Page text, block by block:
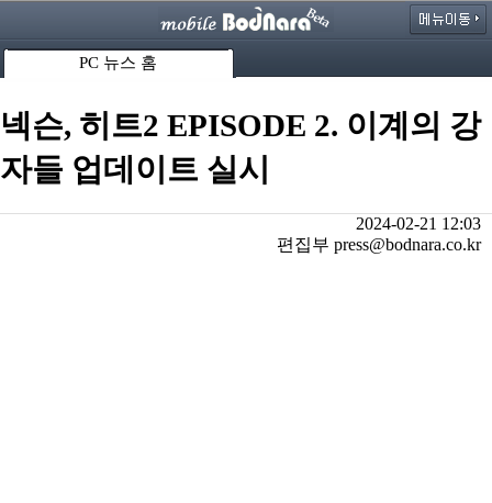
PC 뉴스 홈
넥슨, 히트2 EPISODE 2. 이계의 강
자들 업데이트 실시
2024-02-21 12:03
편집부 press@bodnara.co.kr